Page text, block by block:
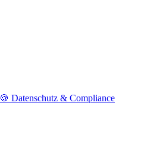
🍪 Datenschutz & Compliance